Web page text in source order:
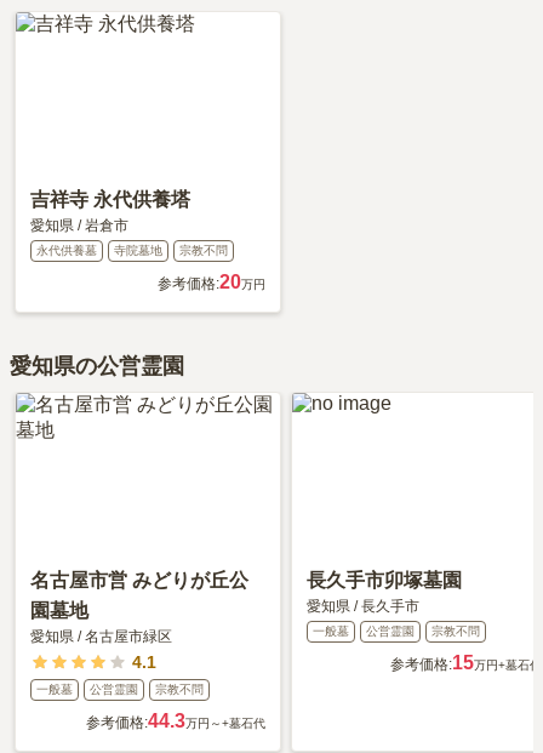
永代供養について詳しく知りたい方は『
解説！ 』をご覧ください。
吉祥寺 永代供養塔
愛知県 /岩倉市
永代供養墓 寺院墓地 宗教不問
参考価格:20万円
愛知県の公営霊園
名古屋市営 みどりが丘公
園墓地
愛知県 /名古屋市緑区
4.1
一般墓 公営霊園 宗教不問
参考価格:44.3万円～+墓石代
長久手市卯塚墓園
愛知県 /長久手市
一般墓 公営霊園 宗教不問
参考価格:15万円+墓石代